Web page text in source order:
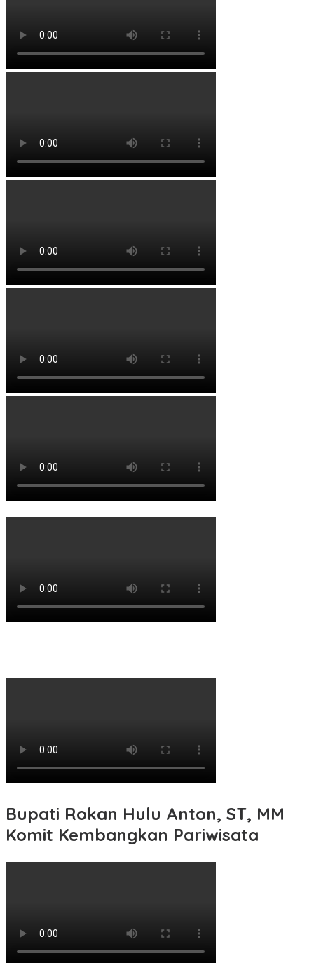
Bupati Rokan Hulu Anton, ST, MM
Komit Kembangkan Pariwisata